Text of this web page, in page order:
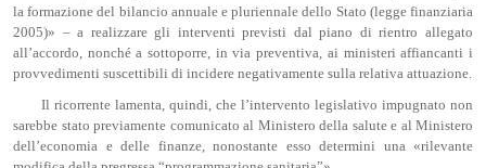
la formazione del bilancio annuale e pluriennale dello Stato (legge finanziaria
2005)» – a realizzare gli interventi previsti dal piano di rientro allegato
all’accordo, nonché a sottoporre, in via preventiva, ai ministeri affiancanti i
provvedimenti suscettibili di incidere negativamente sulla relativa attuazione.
Il ricorrente lamenta, quindi, che l’intervento legislativo impugnato non
sarebbe stato previamente comunicato al Ministero della salute e al Ministero
dell’economia e delle finanze, nonostante esso determini una «rilevante